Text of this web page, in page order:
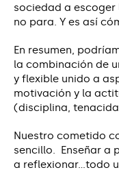
sociedad a escoger
no para. Y es así
En resumen,
la combinación de
y flexible unido a
motivación y la
(disciplina,
Nuestro cometido
sencillo. Enseñar a
a reflexionar…todo